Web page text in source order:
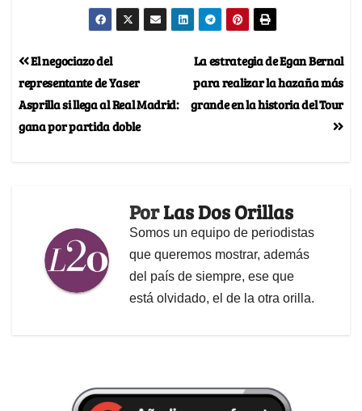
La estrategia de Egan Bernal
para realizar la hazaña más
grande en la historia del Tour
El negociazo del
representante de Yaser
Asprilla si llega al Real Madrid:
gana por partida doble
PorLas Dos Orillas
Somos un equipo de periodistas
que queremos mostrar, además
del país de siempre, ese que
está olvidado, el de la otra orilla.